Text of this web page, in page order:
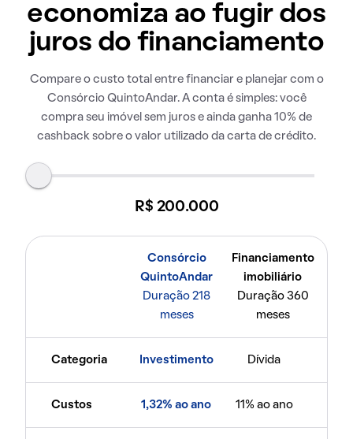
economiza ao fugir dos
juros do financiamento
Compare o custo total entre financiar e planejar com o
Consórcio QuintoAndar. A conta é simples: você
compra seu imóvel sem juros e ainda ganha 10% de
cashback sobre o valor utilizado da carta de crédito.
R$ 200.000
Consórcio
QuintoAndar
Duração 218
meses
Financiamento
imobiliário
Duração 360
meses
Categoria Investimento Dívida
Custos 1,32% ao ano 11% ao ano